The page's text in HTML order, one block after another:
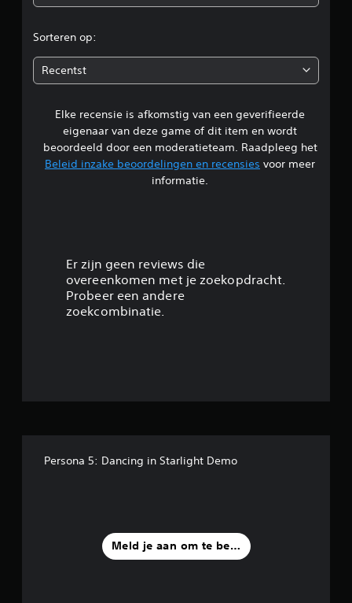
d
e
l
i
t
Sorteren op:
Recentst
Elke recensie is afkomstig van een geverifieerde
eigenaar van deze game of dit item en wordt
beoordeeld door een moderatieteam. Raadpleeg het
Beleid inzake beoordelingen en recensies voor meer
informatie.
Er zijn geen reviews die
overeenkomen met je zoekopdracht.
Probeer een andere
zoekcombinatie.
Persona 5: Dancing in Starlight Demo
Meld je aan om te beoordelen